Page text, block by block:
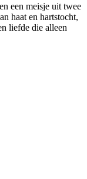
een meisje uit twee
haat en hartstocht,
liefde die alleen